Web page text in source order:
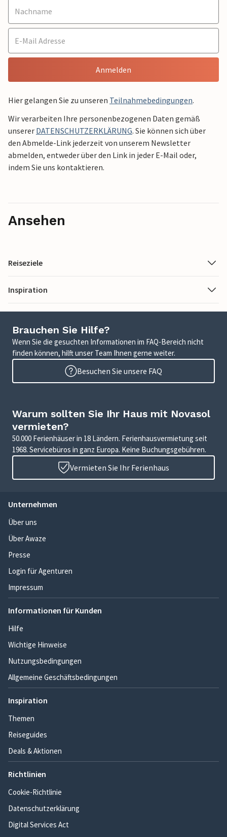
Anmelden
Hier gelangen Sie zu unseren Teilnahmebedingungen.
Wir verarbeiten Ihre personenbezogenen Daten gemäß
unserer DATENSCHUTZERKLÄRUNG. Sie können sich über
den Abmelde-Link jederzeit von unserem Newsletter
abmelden, entweder über den Link in jeder E-Mail oder,
indem Sie uns kontaktieren.
Ansehen
Reiseziele
Inspiration
Brauchen Sie Hilfe?
Wenn Sie die gesuchten Informationen im FAQ-Bereich nicht
finden können, hilft unser Team Ihnen gerne weiter.
Besuchen Sie unsere FAQ
Warum sollten Sie Ihr Haus mit Novasol
vermieten?
50.000 Ferienhäuser in 18 Ländern. Ferienhausvermietung seit
1968. Servicebüros in ganz Europa. Keine Buchungsgebühren.
Vermieten Sie Ihr Ferienhaus
Unternehmen
Über uns
Über Awaze
Presse
Login für Agenturen
Impressum
Informationen für Kunden
Hilfe
Wichtige Hinweise
Nutzungsbedingungen
Allgemeine Geschäftsbedingungen
Inspiration
Themen
Reiseguides
Deals & Aktionen
Richtlinien
Cookie-Richtlinie
Datenschutzerklärung
Digital Services Act